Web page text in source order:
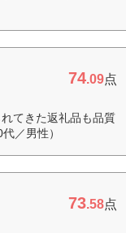
74.09点
てきた返礼品も品質
／男性）
73.58点